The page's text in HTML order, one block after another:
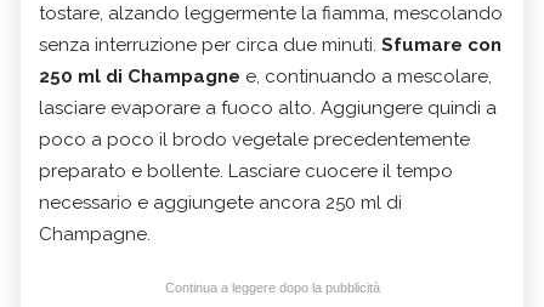
tostare, alzando leggermente la fiamma, mescolando
senza interruzione per circa due minuti. Sfumare con
250 ml di Champagne e, continuando a mescolare,
lasciare evaporare a fuoco alto. Aggiungere quindi a
poco a poco il brodo vegetale precedentemente
preparato e bollente. Lasciare cuocere il tempo
necessario e aggiungete ancora 250 ml di
Champagne.
Continua a leggere dopo la pubblicità